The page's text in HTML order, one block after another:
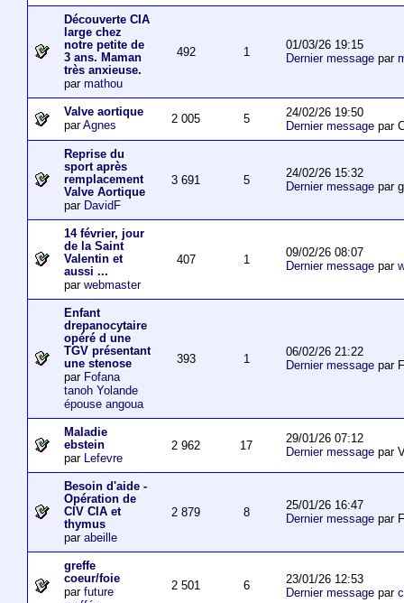
Découverte CIA
large chez
notre petite de
3 ans. Maman
très anxieuse.
par mathou
492 1
01/03/26 19:15
Dernier messagepar
Valve aortique
parAgnes 2 005 5
24/02/26 19:50
Dernier messagepar
Reprise du
sport après
remplacement
Valve Aortique
par DavidF
3 691 5
24/02/26 15:32
Dernier messagepar
14 février, jour
de la Saint
Valentin et
aussi ...
par webmaster
407 1
09/02/26 08:07
Dernier messagepar
Enfant
drepanocytaire
opéré d une
TGV présentant
une stenose
par Fofana
tanoh Yolande
épouse angoua
393 1
06/02/26 21:22
Dernier messagepar
Maladie
ebstein
par Lefevre
2 962 17
29/01/26 07:12
Dernier messagepar
Besoin d'aide -
Opération de
CIV CIA et
thymus
par abeille
2 879 8
25/01/26 16:47
Dernier messagepar
greffe
coeur/foie
par future
2 501 6
23/01/26 12:53
Dernier messagepar